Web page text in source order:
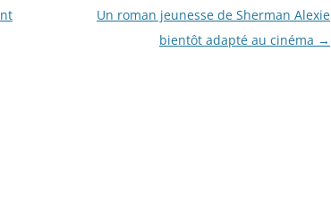
Un roman jeunesse de Sherman Alexie
bientôt adapté au cinéma →